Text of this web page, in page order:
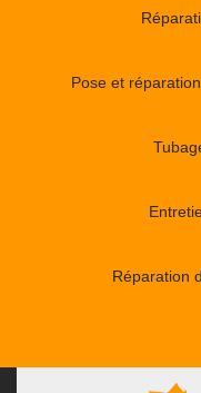
Pose et
Réparation